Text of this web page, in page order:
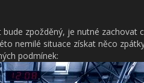
zpožděný, je nutné zachovat
nemilé situace získat něco
podmínek: